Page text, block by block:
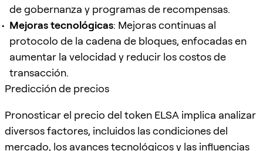
de gobernanza y programas de recompensas.
Mejoras tecnológicas: Mejoras continuas al
protocolo de la cadena de bloques, enfocadas en
aumentar la velocidad y reducir los costos de
transacción.
Predicción de precios
Pronosticar el precio del token ELSA implica analizar
diversos factores, incluidos las condiciones del
mercado, los avances tecnológicos y las influencias